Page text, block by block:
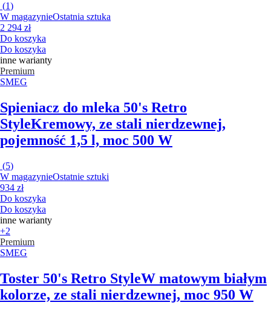
(1)
W magazynieOstatnia sztuka
2 294 zł
Do koszyka
Do koszyka
inne warianty
Premium
SMEG
Spieniacz do mleka 50's Retro
StyleKremowy, ze stali nierdzewnej,
pojemność 1,5 l, moc 500 W
(5)
W magazynieOstatnie sztuki
934 zł
Do koszyka
Do koszyka
inne warianty
+2
Premium
SMEG
Toster 50's Retro StyleW matowym białym
kolorze, ze stali nierdzewnej, moc 950 W